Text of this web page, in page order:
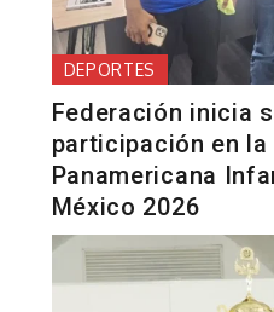
DEPORTES
Federación inicia
participación en la
Panamericana
México 2026